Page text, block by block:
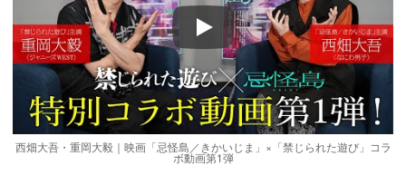
Play
西畑大吾・重岡大毅｜映画「忌怪島／きかいじま」×「禁じられた遊び」コラ
ボ動画第1弾